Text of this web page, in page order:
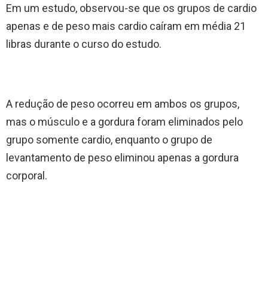
Em um estudo, observou-se que os grupos de cardio
apenas e de peso mais cardio caíram em média 21
libras durante o curso do estudo.
A redução de peso ocorreu em ambos os grupos,
mas o músculo e a gordura foram eliminados pelo
grupo somente cardio, enquanto o grupo de
levantamento de peso eliminou apenas a gordura
corporal.